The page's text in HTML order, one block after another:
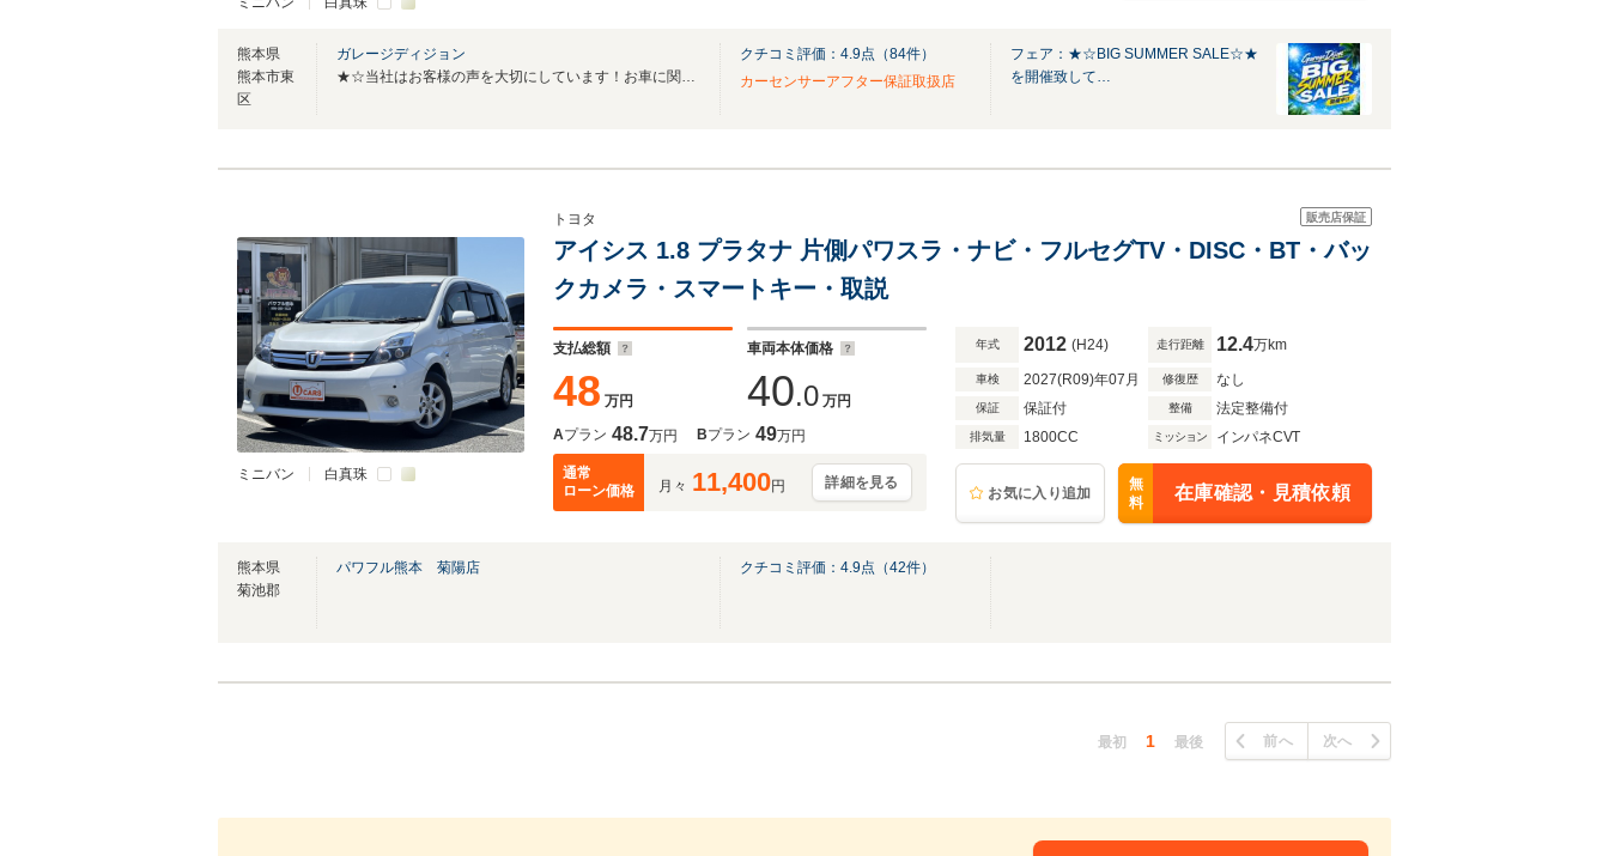
熊本県
熊本市東
区
ガレージディジョン
★☆当社はお客様の声を大切にしています！お車に関わる事は全てお任せください☆★
クチコミ評価： 4.9点（84件）
カーセンサーアフター保証取扱店
フェア：★☆BIG SUMMER SALE☆★
を開催致して…
ミニバン 白真珠
販売店保証
トヨタ
アイシス 1.8 プラタナ 片側パワスラ・ナビ・フルセグTV・DISC・BT・バッ
クカメラ・スマートキー・取説
支払総額
48 万円
車両本体価格
40.0 万円
Aプラン 48.7万円 Bプラン 49万円
通常
ローン価格
月々 11,400円 詳細を見る
年式 2012 (H24) 走行距離 12.4万km
車検 2027(R09)年07月 修復歴 なし
保証 保証付 整備 法定整備付
排気量 1800CC ミッション インパネCVT
お気に入り追加
無
料
在庫確認・見積依頼
熊本県
菊池郡
パワフル熊本 菊陽店 クチコミ評価： 4.9点（42件）
最初 1 最後 前へ 次へ